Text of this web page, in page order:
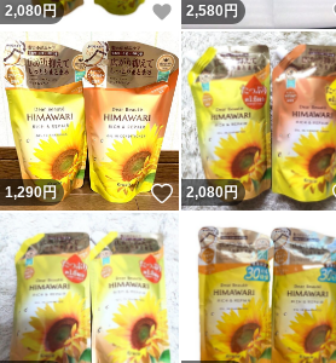
2,080円 いいね！
2,580円
1,290円 いいね！
2,080円